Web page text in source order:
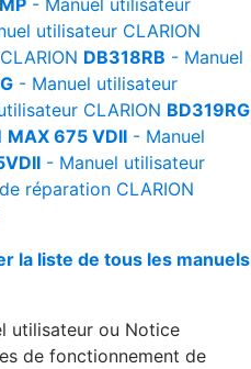
- Manuel utilisateur
utilisateur CLARION
CLARION DB318RB - Manuel
- Manuel utilisateur
CLARION BD319RG
MAX 675 VDII - Manuel
- Manuel utilisateur
réparation CLARION
la liste de tous les manuels
utilisateur ou Notice
de fonctionnement de